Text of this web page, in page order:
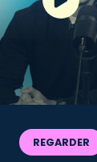
REGARDER